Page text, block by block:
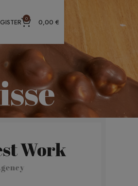
0 0,00 €
Work